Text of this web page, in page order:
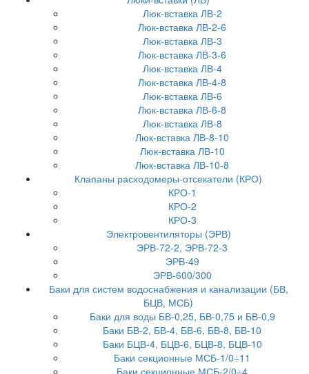
Люк-вставка ЛВ-2
Люк-вставка ЛВ-2-6
Люк-вставка ЛВ-3
Люк-вставка ЛВ-3-6
Люк-вставка ЛВ-4
Люк-вставка ЛВ-4-8
Люк-вставка ЛВ-6
Люк-вставка ЛВ-6-8
Люк-вставка ЛВ-8
Люк-вставка ЛВ-8-10
Люк-вставка ЛВ-10
Люк-вставка ЛВ-10-8
Клапаны расходомеры-отсекатели (КРО)
КРО-1
КРО-2
КРО-3
Электровентиляторы (ЭРВ)
ЭРВ-72-2, ЭРВ-72-3
ЭРВ-49
ЭРВ-600/300
Баки для систем водоснабжения и канализации (БВ,
БЦВ, МСБ)
Баки для воды БВ-0,25, БВ-0,75 и БВ-0,9
Баки БВ-2, БВ-4, БВ-6, БВ-8, БВ-10
Баки БЦВ-4, БЦВ-6, БЦВ-8, БЦВ-10
Баки секционные МСБ-1/0÷11